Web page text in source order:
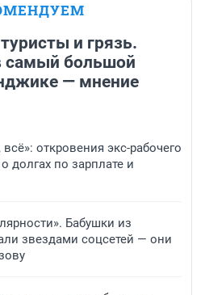
и грязь.
самый большой
— мнение
откровения экс-рабочего
долгах по зарплате и
Бабушки из
звездами соцсетей — они